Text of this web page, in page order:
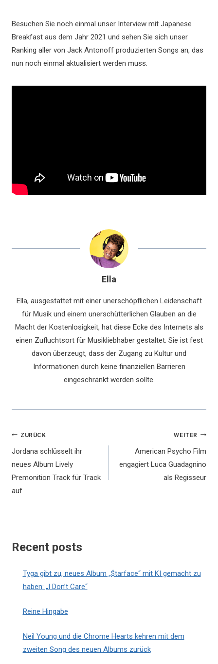
Besuchen Sie noch einmal unser Interview mit Japanese
Breakfast aus dem Jahr 2021 und sehen Sie sich unser
Ranking aller von Jack Antonoff produzierten Songs an, das
nun noch einmal aktualisiert werden muss.
Ella
Ella, ausgestattet mit einer unerschöpflichen Leidenschaft
für Musik und einem unerschütterlichen Glauben an die
Macht der Kostenlosigkeit, hat diese Ecke des Internets als
einen Zufluchtsort für Musikliebhaber gestaltet. Sie ist fest
davon überzeugt, dass der Zugang zu Kultur und
Informationen durch keine finanziellen Barrieren
eingeschränkt werden sollte.
Beitragsnavigation
ZURÜCK
Jordana schlüsselt ihr
neues Album Lively
Premonition Track für Track
auf
WEITER
American Psycho Film
engagiert Luca Guadagnino
als Regisseur
Recent posts
Tyga gibt zu, neues Album „$tarface“ mit KI gemacht zu
haben: „I Don’t Care“
Reine Hingabe
Neil Young und die Chrome Hearts kehren mit dem
zweiten Song des neuen Albums zurück